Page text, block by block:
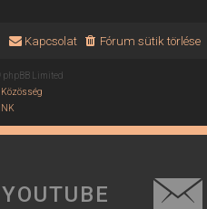
Fórum sütik törlése
Kapcsolat
Limited
Közösség
YOUTUBE